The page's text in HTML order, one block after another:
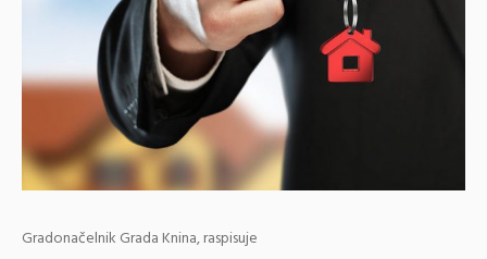
Gradonačelnik Grada Knina, raspisuje